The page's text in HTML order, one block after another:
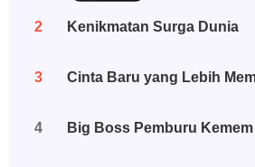
2 Kenikmatan Surga Dunia
3 Cinta Baru yang Lebih
4 Big Boss Pemburu Kemem